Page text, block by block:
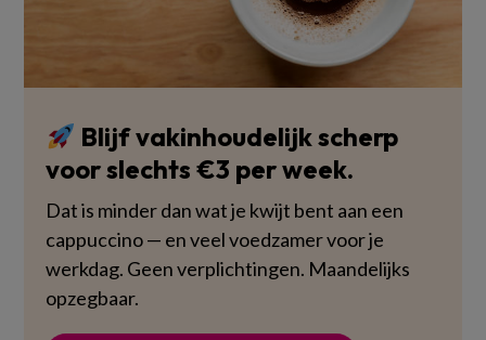
Blijf vakinhoudelijk scherp
voor slechts €3 per week.
Dat is minder dan wat je kwijt bent aan een
cappuccino — en veel voedzamer voor je
werkdag. Geen verplichtingen. Maandelijks
opzegbaar.